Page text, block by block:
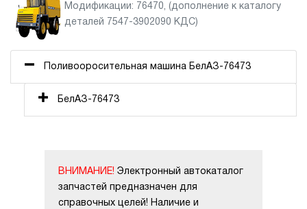
Модификации: 76470, (дополнение к каталогу
деталей 7547-3902090 КДС)
Поливооросительная машина БелАЗ-76473
БелАЗ-76473
ВНИМАНИЕ! Электронный автокаталог
запчастей предназначен для
справочных целей! Наличие и